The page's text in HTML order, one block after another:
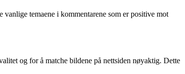
temaene i kommentarene som er positive mot
og for å matche bildene på nettsiden nøyaktig. Dette